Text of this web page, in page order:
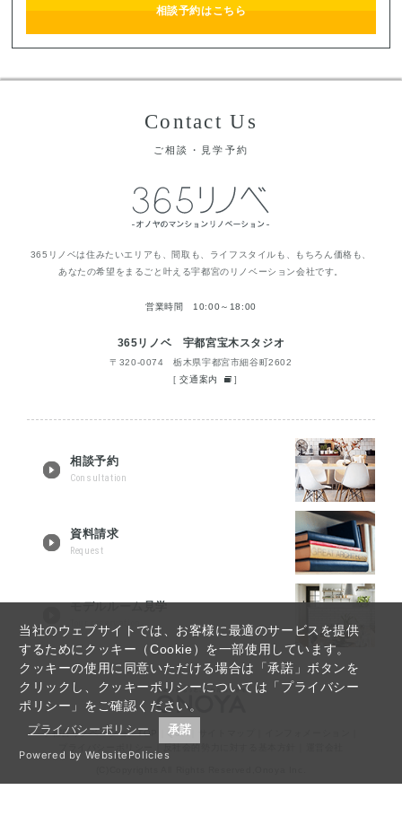
当社のウェブサイトでは、お客様に最適のサービスを提供
するためにクッキー（Cookie）を一部使用しています。
クッキーの使用に同意いただける場合は「承諾」ボタンを
クリックし、クッキーポリシーについては「プライバシー
ポリシー」をご確認ください。
プライバシーポリシー
承諾
Powered by WebsitePolicies
相談予約はこちら
Contact Us
ご相談・見学予約
365リノベは住みたいエリアも、間取も、ライフスタイルも、もちろん価格も、
あなたの希望をまるごと叶える宇都宮のリノベーション会社です。
営業時間 10:00～18:00
365リノベ 宇都宮宝木スタジオ
〒320-0074 栃木県宇都宮市細谷町2602
[交通案内 ]
相談予約
Consultation
資料請求
Request
モデルルーム見学
Tour reservation
宇都宮リノベーションTOP Q&A｜